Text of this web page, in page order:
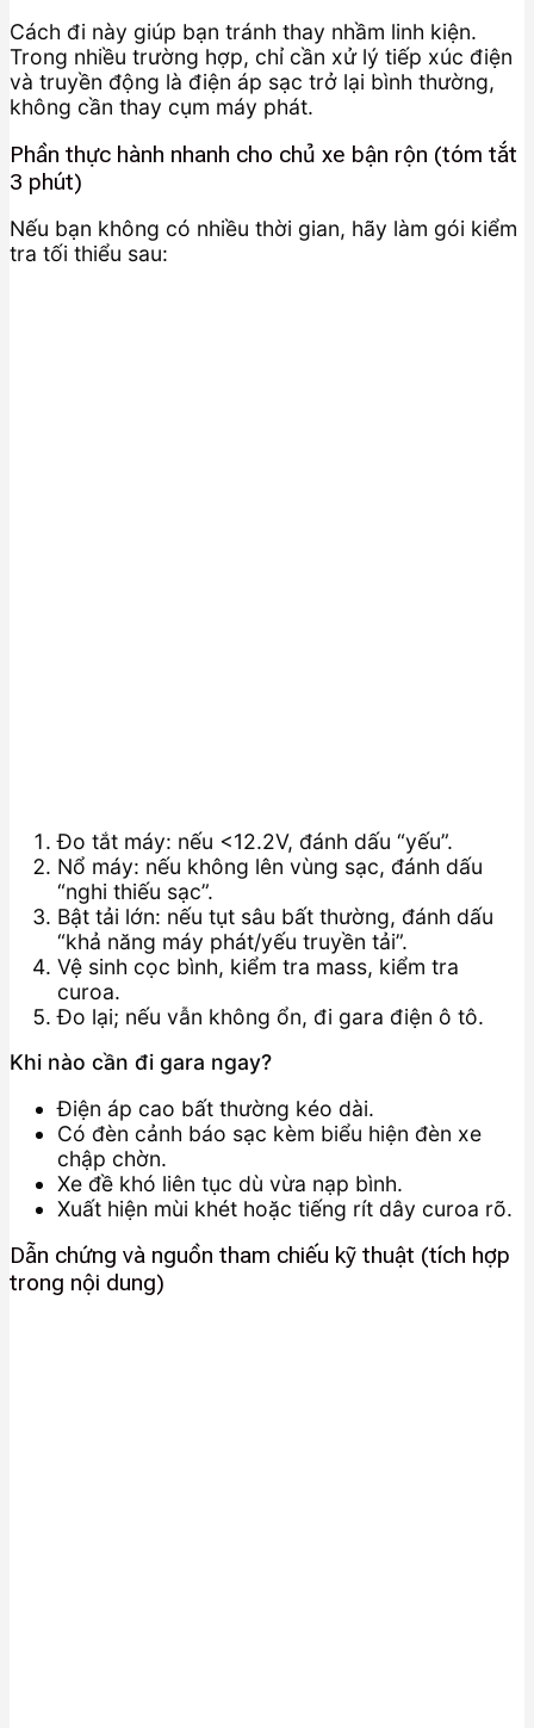
Cách đi này giúp bạn tránh thay nhầm linh kiện.
Trong nhiều trường hợp, chỉ cần xử lý tiếp xúc điện
và truyền động là điện áp sạc trở lại bình thường,
không cần thay cụm máy phát.
Phần thực hành nhanh cho chủ xe bận rộn (tóm tắt
3 phút)
Nếu bạn không có nhiều thời gian, hãy làm gói kiểm
tra tối thiểu sau:
Đo tắt máy: nếu <12.2V, đánh dấu “yếu”.
Nổ máy: nếu không lên vùng sạc, đánh dấu
“nghi thiếu sạc”.
Bật tải lớn: nếu tụt sâu bất thường, đánh dấu
“khả năng máy phát/yếu truyền tải”.
Vệ sinh cọc bình, kiểm tra mass, kiểm tra
curoa.
Đo lại; nếu vẫn không ổn, đi gara điện ô tô.
Khi nào cần đi gara ngay?
Điện áp cao bất thường kéo dài.
Có đèn cảnh báo sạc kèm biểu hiện đèn xe
chập chờn.
Xe đề khó liên tục dù vừa nạp bình.
Xuất hiện mùi khét hoặc tiếng rít dây curoa rõ.
Dẫn chứng và nguồn tham chiếu kỹ thuật (tích hợp
trong nội dung)